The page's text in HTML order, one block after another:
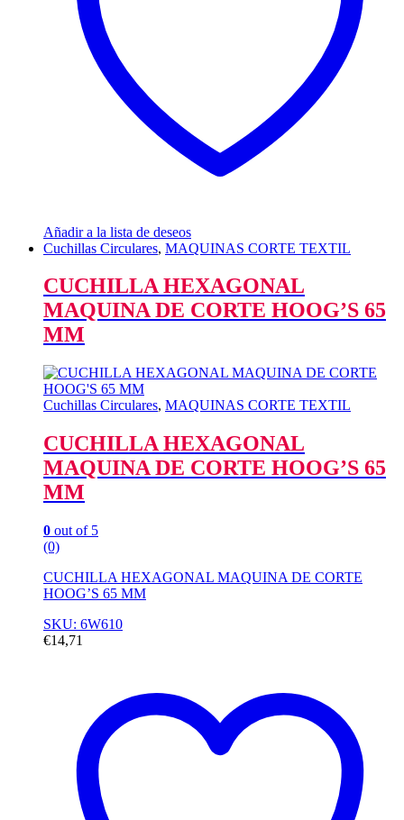
Añadir a la lista de deseos
Cuchillas Circulares, MAQUINAS CORTE TEXTIL
CUCHILLA HEXAGONAL
MAQUINA DE CORTE HOOG’S 65
MM
Cuchillas Circulares, MAQUINAS CORTE TEXTIL
CUCHILLA HEXAGONAL
MAQUINA DE CORTE HOOG’S 65
MM
0 out of 5
(0)
CUCHILLA HEXAGONAL MAQUINA DE CORTE
HOOG’S 65 MM
SKU: 6W610
€14,71